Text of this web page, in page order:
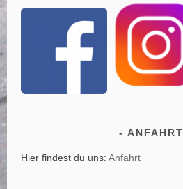
ANFAHRT
Hier findest du uns:Anfahrt